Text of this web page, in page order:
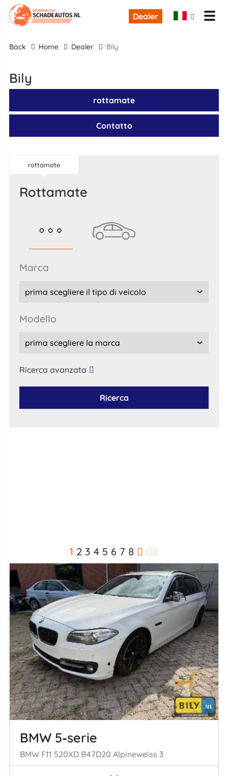
Dealer
back Home Dealer Bily
Bily
rottamate
Contatto
rottamate
rottamate
marca
modello
Ricerca avanzata
Ricerca
1 2 3 4 5 6 7 8
BMW 5‑serie
BMW F11 520XD B47D20 Alpineweiss 3